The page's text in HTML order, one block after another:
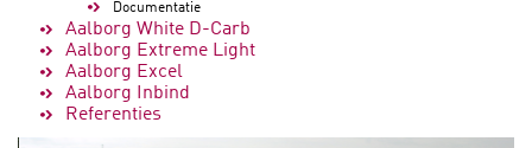
Documentatie
Aalborg White D-Carb
Aalborg Extreme Light
Aalborg Excel
Aalborg Inbind
Referenties